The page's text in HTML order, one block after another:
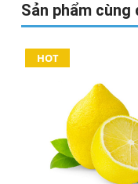
Sản phẩm cùng
HOT